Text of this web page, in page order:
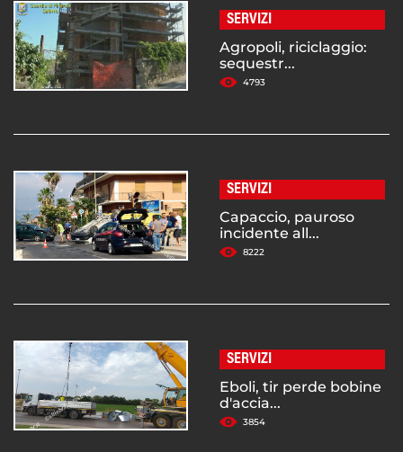
SERVIZI
Agropoli, riciclaggio:
sequestr...
4793
SERVIZI
Capaccio, pauroso
incidente all...
8222
SERVIZI
Eboli, tir perde bobine
d'accia...
3854